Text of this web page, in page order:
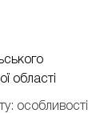
області
особливості